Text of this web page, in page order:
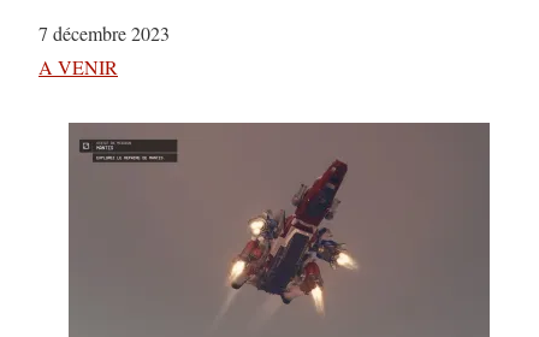
Date
7 décembre 2023
Par rapport à
A VENIR